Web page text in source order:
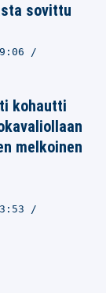
sovittu
kohautti
melkoinen